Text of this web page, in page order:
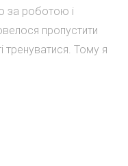
за роботою і
пропустити
тренуватися. Тому я